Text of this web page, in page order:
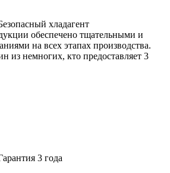
хладагент
обеспечено тщательными и
на всех этапах производства.
из немногих, кто предоставляет 3
3 года